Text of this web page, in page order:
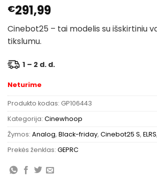
€291,99
Cinebot25 – tai modelis su išskirtiniu
tikslumu.
1 – 2 d. d.
Neturime
Produkto kodas: GP106443
Kategorija: Cinewhoop
Žymos: Analog, Black-friday, Cinebot25 S, ELRS,
Prekės ženklas: GEPRC